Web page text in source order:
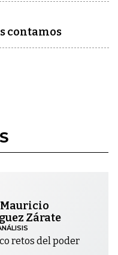
contamos
Mauricio
Zárate
retos del poder